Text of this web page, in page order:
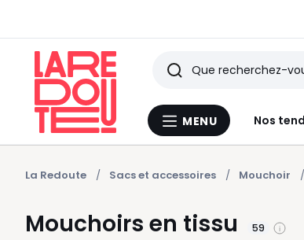
Menu
MENU Nos
Rechercher
Derniers
articles
vus
La Redoute Sacs et accessoires Mouchoir
Mouchoirs en tissu 59